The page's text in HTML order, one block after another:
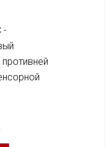
-